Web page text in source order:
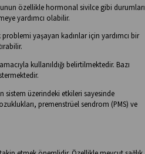
özellikle hormonal sivilce gibi durumları
yardımcı olabilir.
yaşayan kadınlar için yardımcı bir
kullanıldığı belirtilmektedir. Bazı
üzerindeki etkileri sayesinde
premenstrüel sendrom (PMS) ve